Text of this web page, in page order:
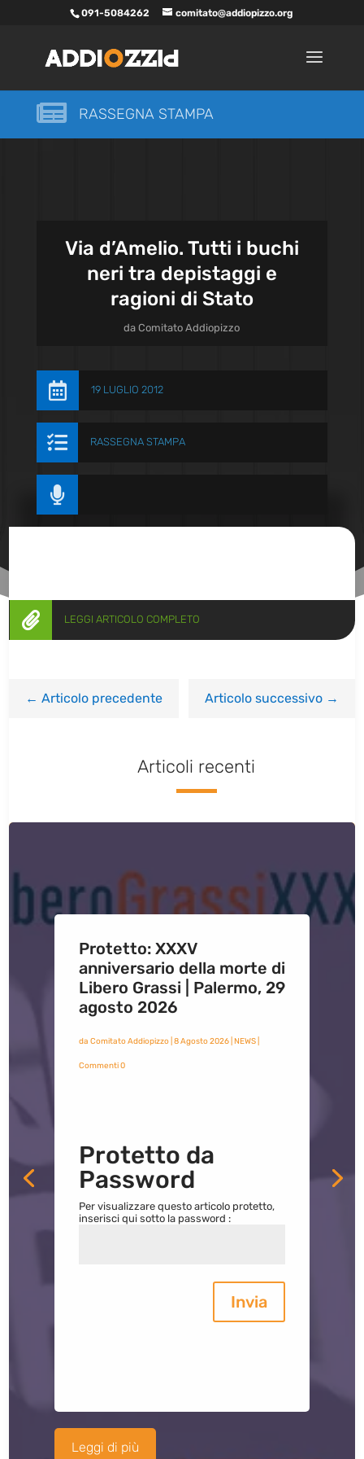
091-5084262 comitato@addiopizzo.org
 RASSEGNA STAMPA
Via d’Amelio. Tutti i buchi
neri tra depistaggi e
ragioni di Stato
daComitato Addiopizzo
 19 LUGLIO 2012
 RASSEGNA STAMPA

 LEGGI ARTICOLO COMPLETO
←Articolo precedente Articolo successivo→
Articoli recenti
Protetto: XXXV
anniversario della morte di
Libero Grassi | Palermo, 29
agosto 2026
da Comitato Addiopizzo| 8 Agosto 2026| NEWS|
Commenti 0
Protetto da
Password
Per visualizzare questo articolo protetto,
inserisci qui sotto la password :
Invia
Leggi di più